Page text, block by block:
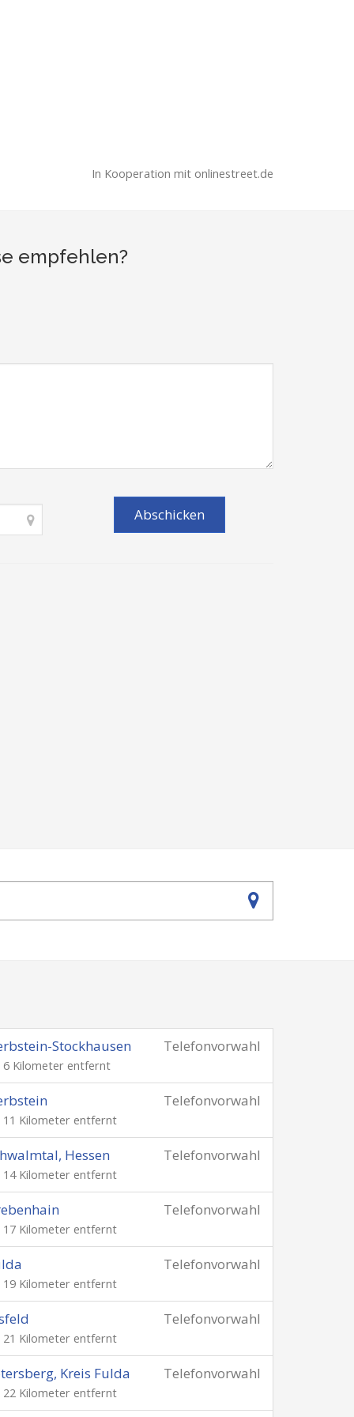
In Kooperation mit onlinestreet.de
empfehlen?
Telefonvorwahl
Stockhausen
6 Kilometer entfernt
Telefonvorwahl
11 Kilometer entfernt
Telefonvorwahl
Hessen
14 Kilometer entfernt
Telefonvorwahl
17 Kilometer entfernt
Telefonvorwahl
19 Kilometer entfernt
Telefonvorwahl
21 Kilometer entfernt
Telefonvorwahl
Kreis Fulda
22 Kilometer entfernt